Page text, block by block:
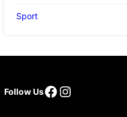
Sport
Follow UsFacebook
Instagram